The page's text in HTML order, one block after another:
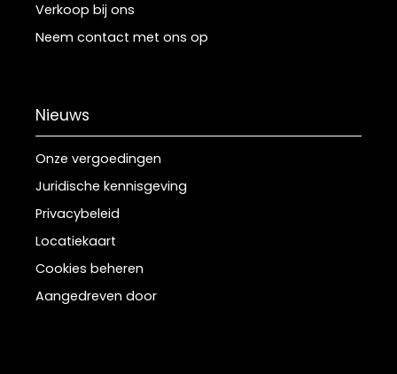
Verkoop bij ons
Neem contact met ons op
Nieuws
Onze vergoedingen
Juridische kennisgeving
Privacybeleid
Locatiekaart
Cookies beheren
Aangedreven door